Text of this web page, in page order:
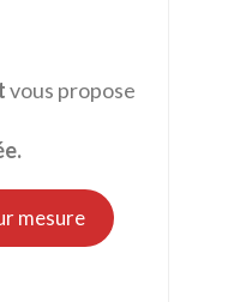
vous propose
mesure